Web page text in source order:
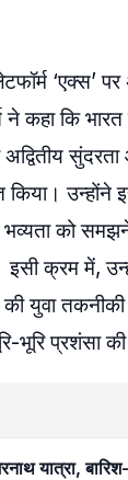
‘एक्स’
ने कहा कि
किया। उन्होंने
भव्यता को
इसी क्रम में,
युवा तकनीकी
भूरि प्रशंसा
यात्रा, बारिश-